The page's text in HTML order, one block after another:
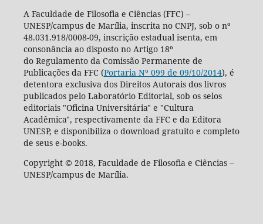
A Faculdade de Filosofia e Ciências (FFC) –
UNESP/campus de Marília, inscrita no CNPJ, sob o nº
48.031.918/0008-09, inscrição estadual isenta, em
consonância ao disposto no Artigo 18º
do Regulamento da Comissão Permanente de
Publicações da FFC (Portaria Nº 099 de 09/10/2014), é
detentora exclusiva dos Direitos Autorais dos livros
publicados pelo Laboratório Editorial, sob os selos
editoriais "Oficina Universitária" e "Cultura
Acadêmica", respectivamente da FFC e da Editora
UNESP, e disponibiliza o download gratuito e completo
de seus e-books.
Copyright © 2018, Faculdade de Filosofia e Ciências –
UNESP/campus de Marília.